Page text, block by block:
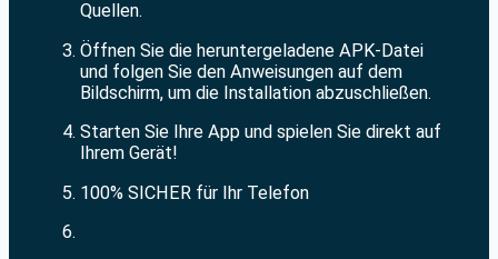
Quellen.
Öffnen Sie die heruntergeladene APK-Datei
und folgen Sie den Anweisungen auf dem
Bildschirm, um die Installation abzuschließen.
Starten Sie Ihre App und spielen Sie direkt auf
Ihrem Gerät!
100% SICHER für Ihr Telefon